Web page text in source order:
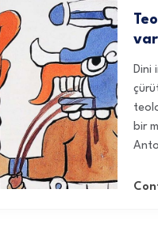
Dini
bir